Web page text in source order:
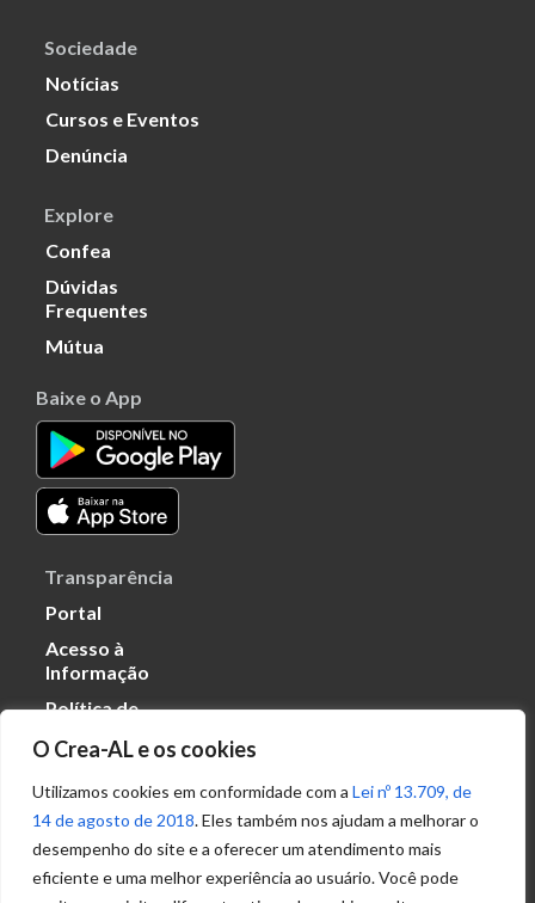
O Crea-AL e os cookies
Utilizamos cookies em conformidade com a Lei nº 13.709, de
14 de agosto de 2018. Eles também nos ajudam a melhorar o
desempenho do site e a oferecer um atendimento mais
eficiente e uma melhor experiência ao usuário. Você pode
Sociedade
Notícias
Cursos e Eventos
Denúncia
Explore
Confea
Dúvidas
Frequentes
Mútua
Baixe o App
Transparência
Portal
Acesso à
Informação
Política de
Dados
Ouvidoria
(82) 2123 0864
ouvidoria@crea-al.org.br